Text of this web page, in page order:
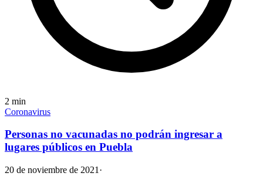
2 min
Coronavirus
Personas no vacunadas no podrán ingresar a
lugares públicos en Puebla
20 de noviembre de 2021 ·